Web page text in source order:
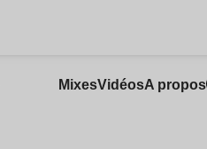
MixesVidéosA propos